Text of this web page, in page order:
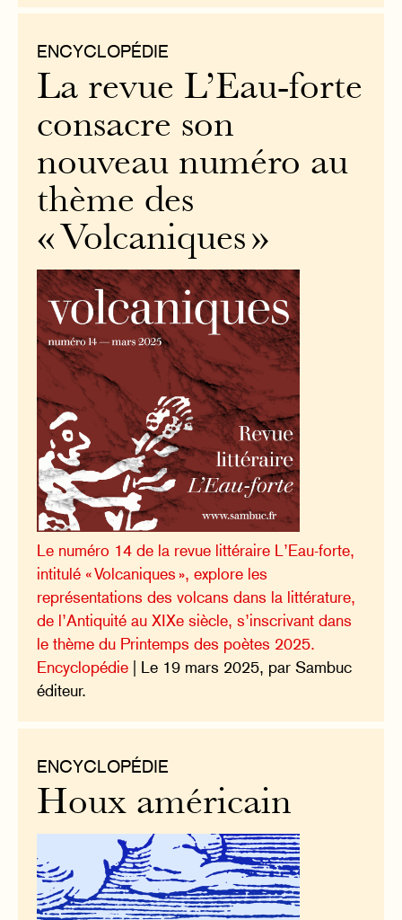
ENCYCLOPÉDIE
La revue L’Eau-forte
consacre son
nouveau numéro au
thème des
« Volcaniques »
Le numéro 14 de la revue littéraire L’Eau-forte,
intitulé « Volcaniques », explore les
représentations des volcans dans la littérature,
de l’Antiquité au XIXe siècle, s’inscrivant dans
le thème du Printemps des poètes 2025.
Encyclopédie | Le 19 mars 2025, par Sambuc
éditeur.
ENCYCLOPÉDIE
Houx américain